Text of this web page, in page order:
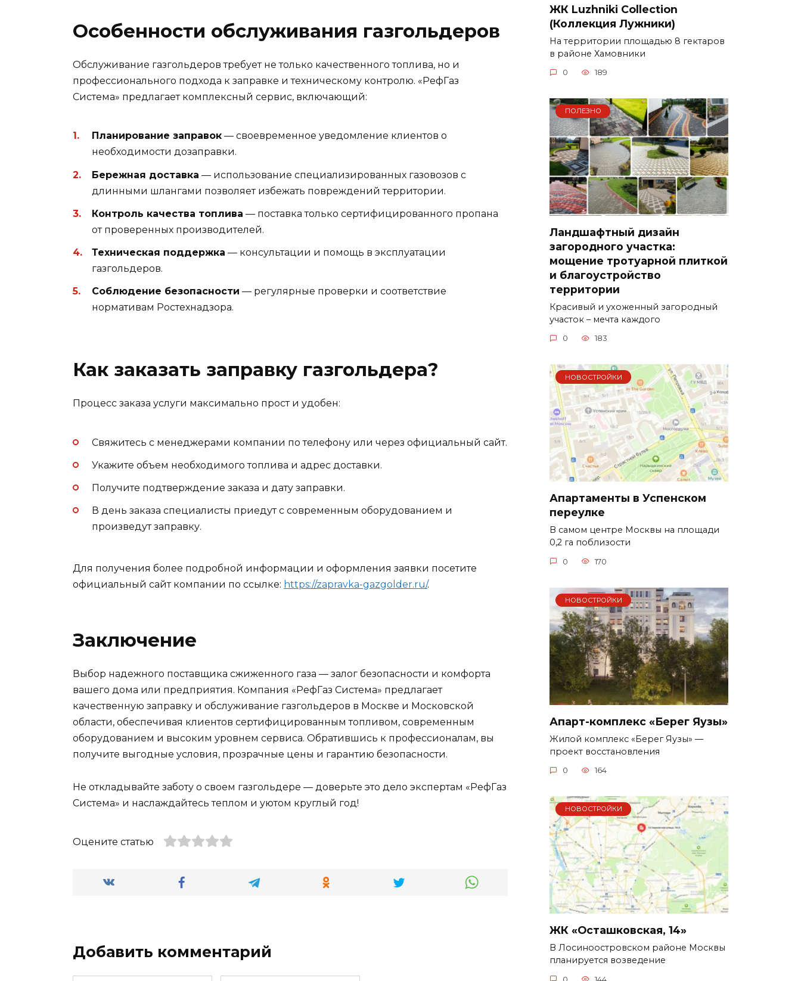
Особенности обслуживания газгольдеров
Обслуживание газгольдеров требует не только качественного топлива, но и
профессионального подхода к заправке и техническому контролю. «РефГаз
Система» предлагает комплексный сервис, включающий:
Планирование заправок — своевременное уведомление клиентов о
необходимости дозаправки.
Бережная доставка — использование специализированных газовозов с
длинными шлангами позволяет избежать повреждений территории.
Контроль качества топлива — поставка только сертифицированного пропана
от проверенных производителей.
Техническая поддержка — консультации и помощь в эксплуатации
газгольдеров.
Соблюдение безопасности — регулярные проверки и соответствие
нормативам Ростехнадзора.
Как заказать заправку газгольдера?
Процесс заказа услуги максимально прост и удобен:
Свяжитесь с менеджерами компании по телефону или через официальный сайт.
Укажите объем необходимого топлива и адрес доставки.
Получите подтверждение заказа и дату заправки.
В день заказа специалисты приедут с современным оборудованием и
произведут заправку.
Для получения более подробной информации и оформления заявки посетите
официальный сайт компании по ссылке: https://zapravka-gazgolder.ru/.
Заключение
Выбор надежного поставщика сжиженного газа — залог безопасности и комфорта
вашего дома или предприятия. Компания «РефГаз Система» предлагает
качественную заправку и обслуживание газгольдеров в Москве и Московской
области, обеспечивая клиентов сертифицированным топливом, современным
оборудованием и высоким уровнем сервиса. Обратившись к профессионалам, вы
получите выгодные условия, прозрачные цены и гарантию безопасности.
Не откладывайте заботу о своем газгольдере — доверьте это дело экспертам «РефГаз
Система» и наслаждайтесь теплом и уютом круглый год!
Оцените статью
Добавить комментарий
ЖК Luzhniki Collection
(Коллекция Лужники)
На территории площадью 8 гектаров
в районе Хамовники
0 189
ПОЛЕЗНО
Ландшафтный дизайн
загородного участка:
мощение тротуарной плиткой
и благоустройство
территории
Красивый и ухоженный загородный
участок – мечта каждого
0 183
НОВОСТРОЙКИ
Апартаменты в Успенском
переулке
В самом центре Москвы на площади
0,2 га поблизости
0 170
НОВОСТРОЙКИ
Апарт-комплекс «Берег Яузы»
Жилой комплекс «Берег Яузы» —
проект восстановления
0 164
НОВОСТРОЙКИ
ЖК «Осташковская, 14»
В Лосиноостровском районе Москвы
планируется возведение